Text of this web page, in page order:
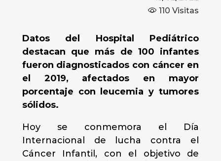
110 Visitas
Datos del Hospital Pediátrico
destacan que más de 100 infantes
fueron diagnosticados con cáncer en
el 2019, afectados en mayor
porcentaje con leucemia y tumores
sólidos.
Hoy se conmemora el Día
Internacional de lucha contra el
Cáncer Infantil, con el objetivo de